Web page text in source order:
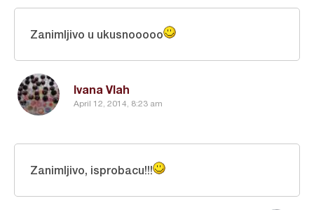
Ivana Vlah
April 12, 2014, 8:23 am
Zanimljivo u ukusnooooo
Zanimljivo, isprobacu!!!